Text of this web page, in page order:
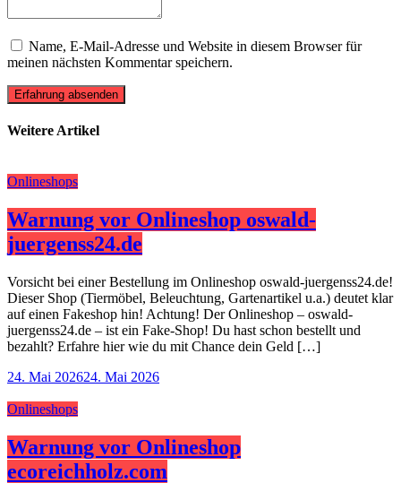
Name, E-Mail-Adresse und Website in diesem Browser für
meinen nächsten Kommentar speichern.
Erfahrung absenden
Weitere Artikel
Onlineshops
Warnung vor Onlineshop oswald-
juergenss24.de
Vorsicht bei einer Bestellung im Onlineshop oswald-juergenss24.de!
Dieser Shop (Tiermöbel, Beleuchtung, Gartenartikel u.a.) deutet klar
auf einen Fakeshop hin! Achtung! Der Onlineshop – oswald-
juergenss24.de – ist ein Fake-Shop! Du hast schon bestellt und
bezahlt? Erfahre hier wie du mit Chance dein Geld […]
24. Mai 202624. Mai 2026
Onlineshops
Warnung vor Onlineshop
ecoreichholz.com